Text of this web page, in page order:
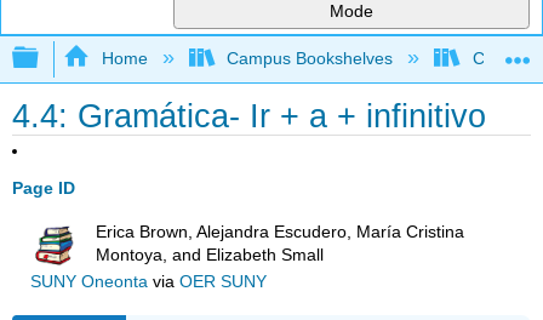
Mode
Expand/collapse global hierarchy
Home Campus Bookshelves Chabot
4.4: Gramática- Ir + a + infinitivo
Page ID
Erica Brown, Alejandra Escudero, María Cristina
Montoya, and Elizabeth Small
SUNY Oneontavia OER SUNY